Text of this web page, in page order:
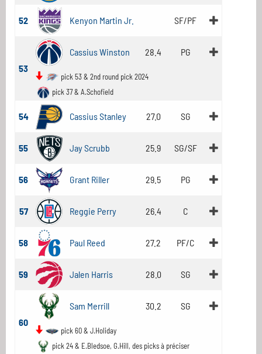
52 Kenyon Martin Jr. SF/PF
53
Cassius Winston 28.4 PG
pick 53 & 2nd round pick 2024
pick 37 & A.Schofield
54 Cassius Stanley 27.0 SG
55 Jay Scrubb 25.9 SG/SF
56 Grant Riller 29.5 PG
57 Reggie Perry 26.4 C
58 Paul Reed 27.2 PF/C
59 Jalen Harris 28.0 SG
60
Sam Merrill 30.2 SG
pick 60 & J.Holiday
pick 24 & E.Bledsoe, G.Hill, des picks à préciser